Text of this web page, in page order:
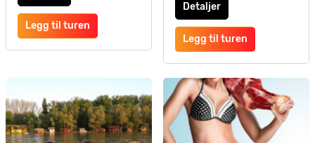
Legg til turen
Detaljer
Legg til turen